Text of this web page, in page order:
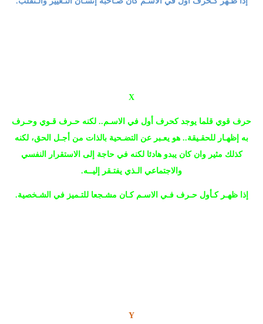
X
حرف قوي قلما يوجد كحرف أول في الاسـم.. لكنه حـرف قـوي وحـرف
به إظهـار للحقـيقة.. هو يعـبر عن التضـحية بالذات من أجـل الحق، لكنه
كذلك مثير وان كان يبدو هادئا لكنه في حاجة إلى الاستقرار النفسي
والاجتماعي الـذي يفتـقر إليــه.
إذا ظهـر كـأول حـرف فـي الاسـم كـان مشـجعا للتـميز في الشـخصية.
Y